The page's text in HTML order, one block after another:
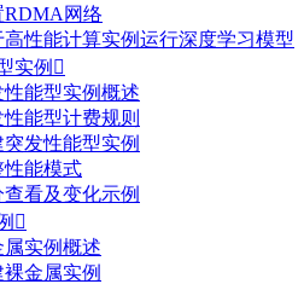
RDMA网络
高性能计算实例运行深度学习模型
实例 
性能型实例概述
性能型计费规则
突发性能型实例
性能模式
查看及变化示例

属实例概述
金属实例